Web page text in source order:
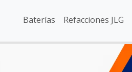
Baterías Refacciones JLG